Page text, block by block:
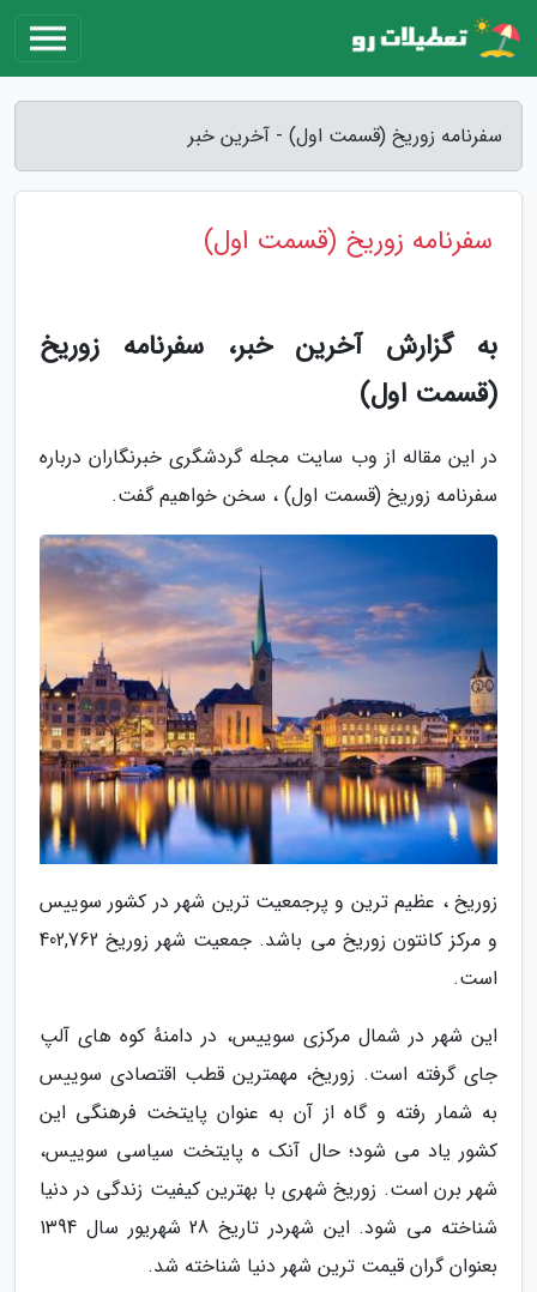
سفرنامه زوریخ (قسمت اول) - آخرین خبر
سفرنامه زوریخ (قسمت اول)
به گزارش آخرین خبر، سفرنامه زوریخ
(قسمت اول)
در این مقاله از وب سایت مجله گردشگری خبرنگاران درباره
سفرنامه زوریخ (قسمت اول) ، سخن خواهیم گفت.
زوریخ ، عظیم ترین و پرجمعیت ترین شهر در کشور سوییس
و مرکز کانتون زوریخ می باشد. جمعیت شهر زوریخ 402,762
است.
این شهر در شمال مرکزی سوییس، در دامنهٔ کوه های آلپ
جای گرفته است. زوریخ، مهمترین قطب اقتصادی سوییس
به شمار رفته و گاه از آن به عنوان پایتخت فرهنگی این
کشور یاد می شود؛ حال آنک ه پایتخت سیاسی سوییس،
شهر برن است. زوریخ شهری با بهترین کیفیت زندگی در دنیا
شناخته می شود. این شهردر تاریخ 28 شهریور سال 1394
بعنوان گران قیمت ترین شهر دنیا شناخته شد.